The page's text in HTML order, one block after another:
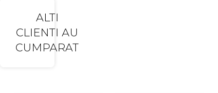
ALTI
CLIENTI AU
CUMPARAT